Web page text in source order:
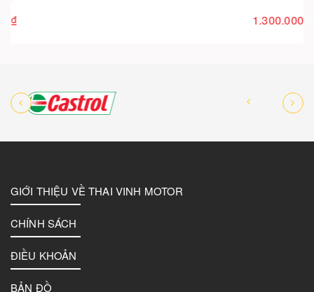
GIỚI THIỆU VỀ THAI VINH MOTOR
CHÍNH SÁCH
ĐIỀU KHOẢN
BẢN ĐỒ